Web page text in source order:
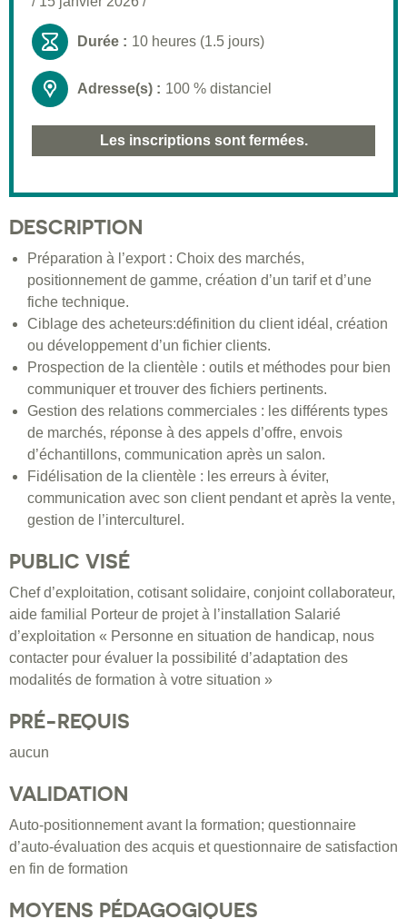
Durée : 10 heures (1.5 jours)
Adresse(s) : 100 % distanciel
Les inscriptions sont fermées.
DESCRIPTION
Préparation à l’export : Choix des marchés,
positionnement de gamme, création d’un tarif et d’une
fiche technique.
Ciblage des acheteurs:définition du client idéal, création
ou développement d’un fichier clients.
Prospection de la clientèle : outils et méthodes pour bien
communiquer et trouver des fichiers pertinents.
Gestion des relations commerciales : les différents types
de marchés, réponse à des appels d’offre, envois
d’échantillons, communication après un salon.
Fidélisation de la clientèle : les erreurs à éviter,
communication avec son client pendant et après la vente,
gestion de l’interculturel.
PUBLIC VISÉ
Chef d’exploitation, cotisant solidaire, conjoint collaborateur,
aide familial Porteur de projet à l’installation Salarié
d’exploitation « Personne en situation de handicap, nous
contacter pour évaluer la possibilité d’adaptation des
modalités de formation à votre situation »
PRÉ-REQUIS
aucun
VALIDATION
Auto-positionnement avant la formation; questionnaire
d’auto-évaluation des acquis et questionnaire de satisfaction
en fin de formation
MOYENS PÉDAGOGIQUES